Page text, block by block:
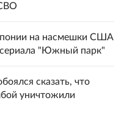
на насмешки США
"Южный парк"
сказать, что
уничтожили